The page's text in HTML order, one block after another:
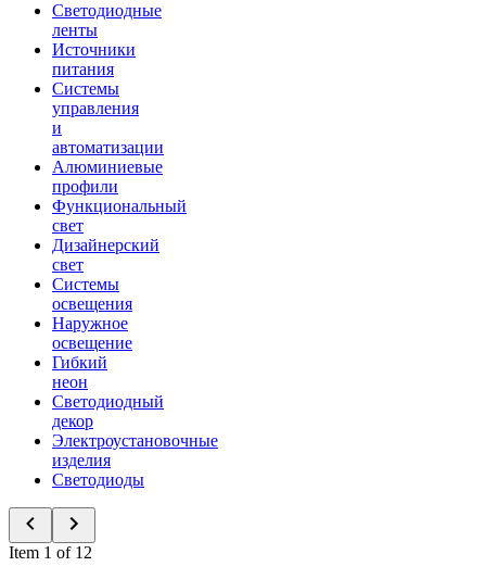
Светодиодные
ленты
Источники
питания
Системы
управления
и
автоматизации
Алюминиевые
профили
Функциональный
свет
Дизайнерский
свет
Системы
освещения
Наружное
освещение
Гибкий
неон
Светодиодный
декор
Электроустановочные
изделия
Светодиоды
Item 1 of 12